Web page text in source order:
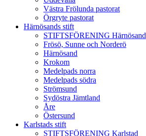
Västra Frölunda pastorat
Örgryte pastorat
Härnösands stift
STIFTSFÖRENING Härnösand
Frösö, Sunne och Norderö
Härnösand
Krokom
Medelpads norra
Medelpads södra
Strömsund
Sydöstra Jämtland
Åre
Östersund
Karlstads stift
STIFTSFÖRENING Karlstad